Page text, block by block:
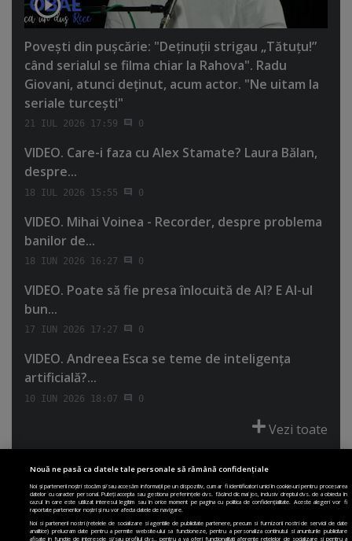
Poveşti din puşcărie: "Deţinuţii strigau „Tătuţu!”
când serialul se filma chiar la Rahova". Radu
Giovani, atunci deţinut, acum actor. "Ne uitam la
seriale turceşti"
21 IUL 2026 17:59 0
VIDEO. Care-i faza cu Alex Stamate? Laura Bălan,
despre...
18 IUL 2026 15:55 0
VIDEO. Mihai Voinea - Recorder, despre problema
banilor de...
18 IUN 2026 16:27 0
VIDEO. Poate să fie presa înlocuită de AI? E AI-ul
bun...
17 IUN 2026 17:27 0
VIDEO. Andreea Esca se teme de inteligenţa
artificială?...
10 IUN 2026 18:07 0
Vezi toate
PRIMA PAGINĂ
POLITICA DE COLECTARE ACORD COOKIE
POLITICA DE CONFIDENȚIALITATE
DESPRE SITE
ECHIPA
Nouă ne pasă ca datele tale personale să rămână confidențiale
Noi și partenerii noștri stocăm și/sau accesăm informații pe un dispozitiv, cum ar fi identificatori unici în cookie-uri pentru procesarea
datelor cu caracter personal. Puteți accepta sau gestiona preferințele dvs. făcând clic mai jos, inclusiv dreptul dvs. de a obiecta în
cazul în care este utilizat interesul legitim sau în orice moment pe pagina cu politica de confidențialitate. Aceste alegeri vor fi
raportate partenerilor noștri și nu vor afecta datele de navigare.
Noi si partenerii nostri (retelele de socializare si agentiile de publicitate partenere, precum si furnizorii nostri de servicii de date
analitice) prelucram date pentru a permite website-ului sa functioneze, pentru a personaliza continutul si anunturile publicitare
afisate in functie de interesele si/sau profilul dvs., pentru a va oferi functionalitati aferente retelelor de socializare si pentru a